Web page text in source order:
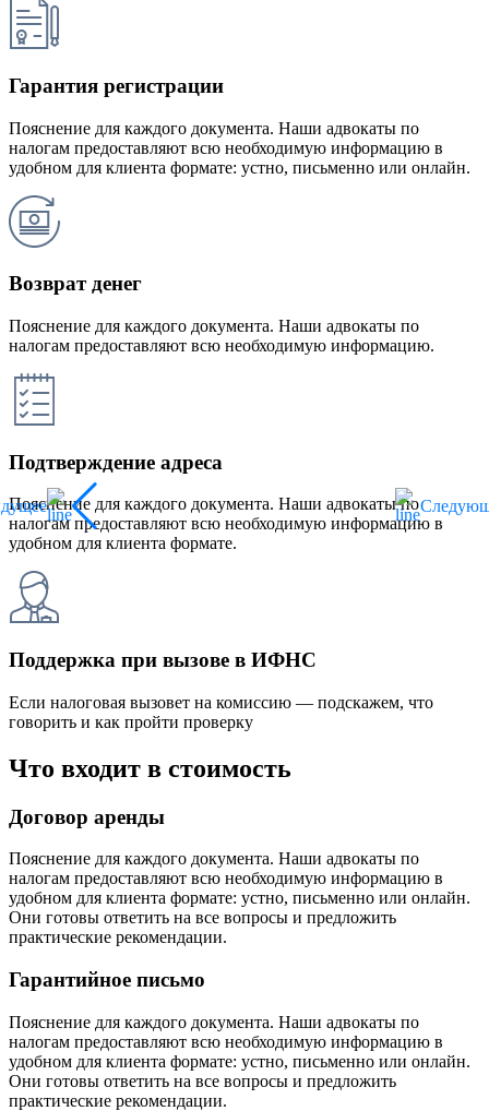
Гарантия регистрации
Пояснение для каждого документа. Наши адвокаты по
налогам предоставляют всю необходимую информацию в
удобном для клиента формате: устно, письменно или онлайн.
Возврат денег
Пояснение для каждого документа. Наши адвокаты по
налогам предоставляют всю необходимую информацию.
Подтверждение адреса
Пояснение для каждого документа. Наши адвокаты по
налогам предоставляют всю необходимую информацию в
удобном для клиента формате.
Поддержка при вызове в ИФНС
Если налоговая вызовет на комиссию — подскажем, что
говорить и как пройти проверку
Что входит в стоимость
Договор аренды
Пояснение для каждого документа. Наши адвокаты по
налогам предоставляют всю необходимую информацию в
удобном для клиента формате: устно, письменно или онлайн.
Они готовы ответить на все вопросы и предложить
практические рекомендации.
Гарантийное письмо
Пояснение для каждого документа. Наши адвокаты по
налогам предоставляют всю необходимую информацию в
удобном для клиента формате: устно, письменно или онлайн.
Они готовы ответить на все вопросы и предложить
практические рекомендации.